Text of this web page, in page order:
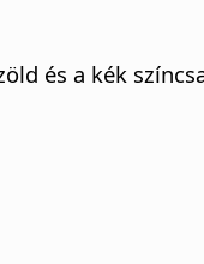
és a kék